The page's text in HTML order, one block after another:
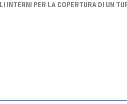
PER LA COPERTURA DI UN